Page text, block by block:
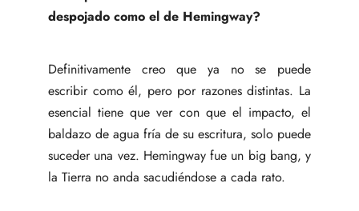
despojado como el de Hemingway?
Definitivamente creo que ya no se puede
escribir como él, pero por razones distintas. La
esencial tiene que ver con que el impacto, el
baldazo de agua fría de su escritura, solo puede
suceder una vez. Hemingway fue un big bang, y
la Tierra no anda sacudiéndose a cada rato.